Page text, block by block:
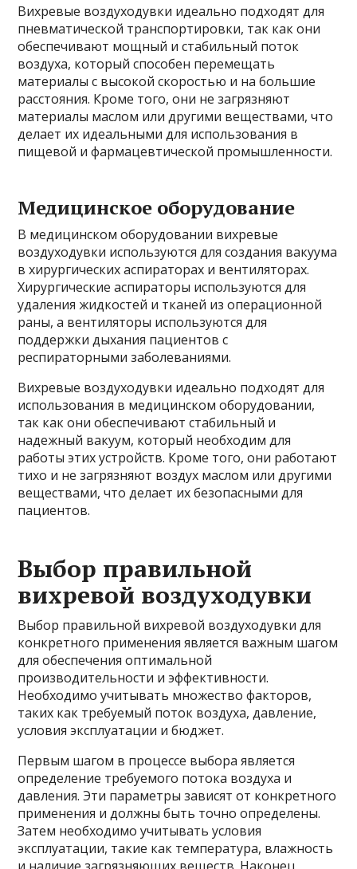
Вихревые воздуходувки идеально подходят для
пневматической транспортировки, так как они
обеспечивают мощный и стабильный поток
воздуха, который способен перемещать
материалы с высокой скоростью и на большие
расстояния. Кроме того, они не загрязняют
материалы маслом или другими веществами, что
делает их идеальными для использования в
пищевой и фармацевтической промышленности.
Медицинское оборудование
В медицинском оборудовании вихревые
воздуходувки используются для создания вакуума
в хирургических аспираторах и вентиляторах.
Хирургические аспираторы используются для
удаления жидкостей и тканей из операционной
раны, а вентиляторы используются для
поддержки дыхания пациентов с
респираторными заболеваниями.
Вихревые воздуходувки идеально подходят для
использования в медицинском оборудовании,
так как они обеспечивают стабильный и
надежный вакуум, который необходим для
работы этих устройств. Кроме того, они работают
тихо и не загрязняют воздух маслом или другими
веществами, что делает их безопасными для
пациентов.
Выбор правильной
вихревой воздуходувки
Выбор правильной вихревой воздуходувки для
конкретного применения является важным шагом
для обеспечения оптимальной
производительности и эффективности.
Необходимо учитывать множество факторов,
таких как требуемый поток воздуха, давление,
условия эксплуатации и бюджет.
Первым шагом в процессе выбора является
определение требуемого потока воздуха и
давления. Эти параметры зависят от конкретного
применения и должны быть точно определены.
Затем необходимо учитывать условия
эксплуатации, такие как температура, влажность